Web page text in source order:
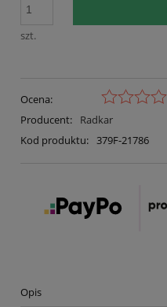
szt.
Ocena:
Producent:
Radkar
Kod produktu: 379F-21786
Opis